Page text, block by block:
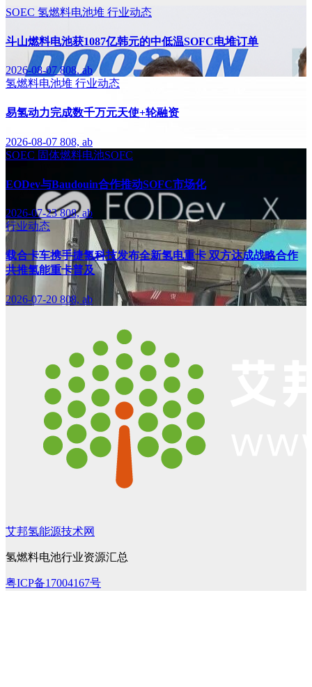
SOEC 氢燃料电池堆 行业动态
斗山燃料电池获1087亿韩元的中低温SOFC电堆订单
2026-08-07808, ab
氢燃料电池堆 行业动态
易氢动力完成数千万元天使+轮融资
2026-08-07 808, ab
SOEC 固体燃料电池SOFC
EODev与Baudouin合作推动SOFC市场化
2026-07-23808, ab
行业动态
载合卡车携手捷氢科技发布全新氢电重卡 双方达成战略合作
共推氢能重卡普及
2026-07-20 808, ab
艾邦氢能源技术网
氢燃料电池行业资源汇总
粤ICP备17004167号